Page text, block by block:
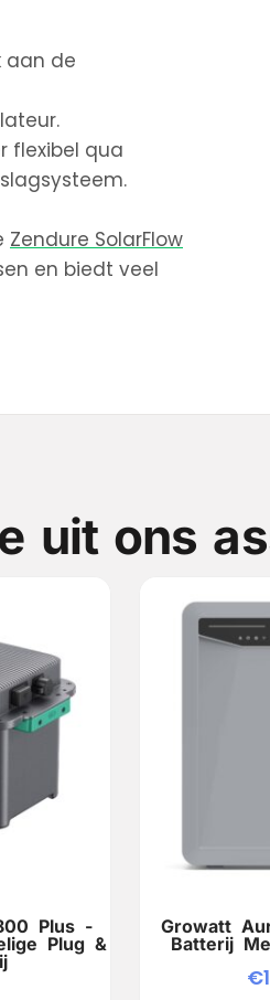
aan de
flexibel qua
Zendure SolarFlow
en biedt veel
uit ons
Plus -
Plug &
Growatt
Batterij
€